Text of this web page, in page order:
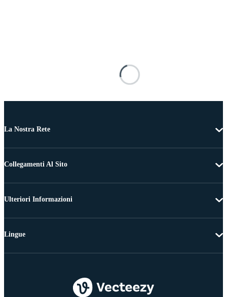
La Nostra Rete
Collegamenti Al Sito
Ulteriori Informazioni
Lingue